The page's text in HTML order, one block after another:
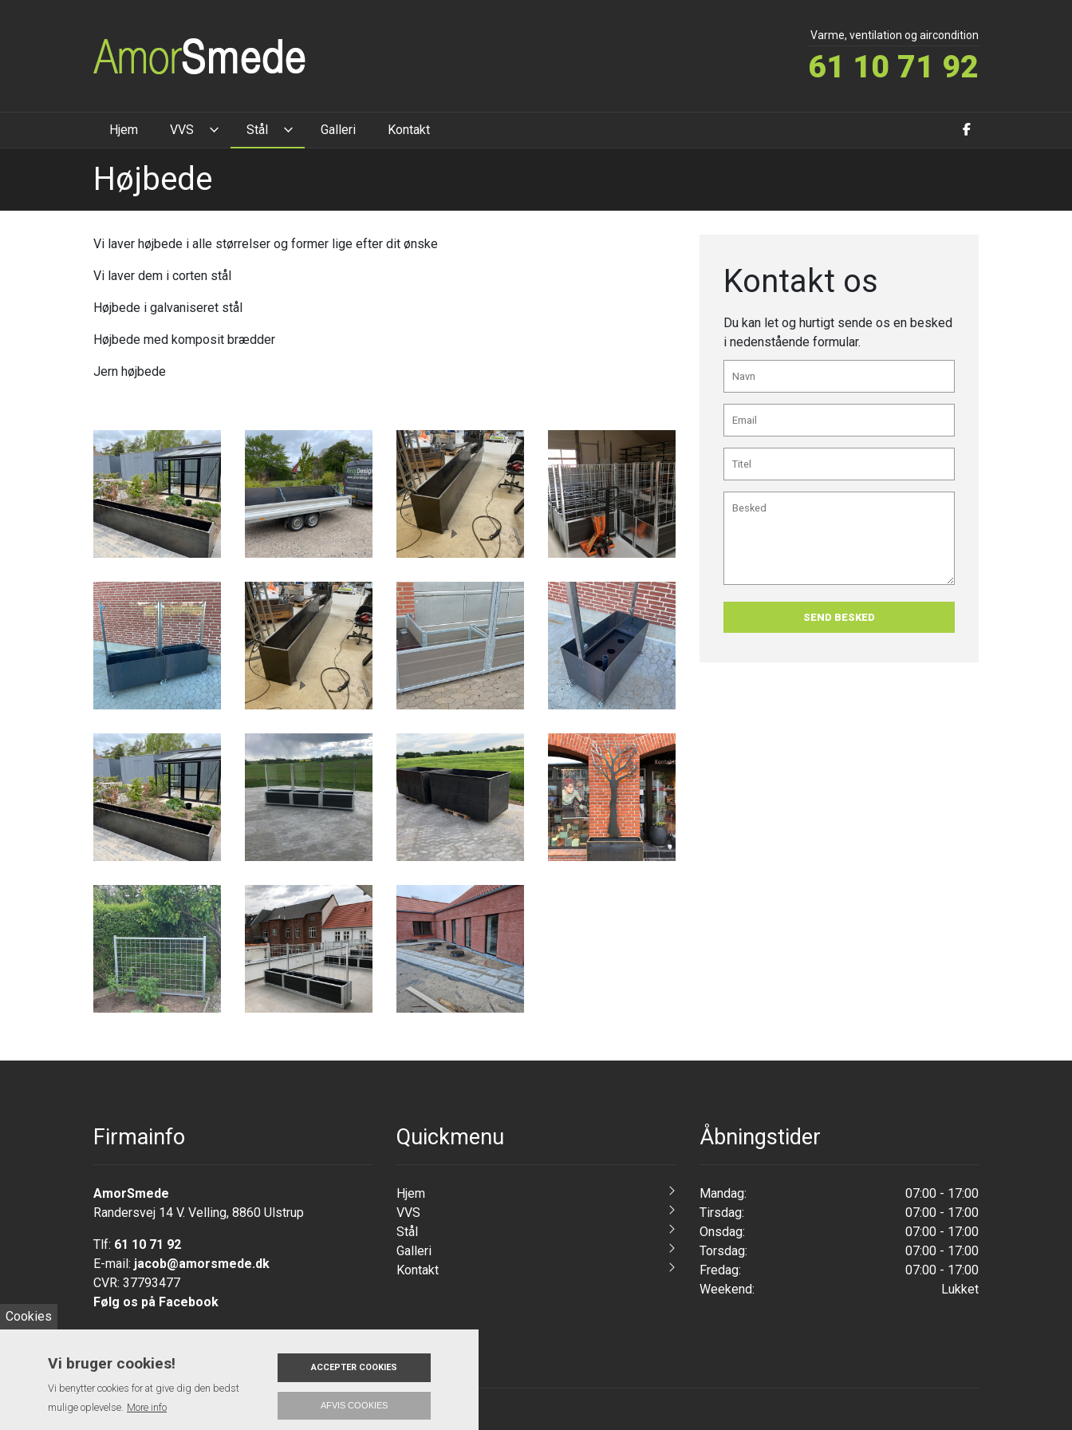
Varme, ventilation og aircondition
61 10 71 92
Hjem VVS Stål Galleri Kontakt
Højbede
Vi laver højbede i alle størrelser og former lige efter dit ønske
Vi laver dem i corten stål
Højbede i galvaniseret stål
Højbede med komposit brædder
Jern højbede
Kontakt os
Du kan let og hurtigt sende os en besked
i nedenstående formular.
Firmainfo
AmorSmede
Randersvej 14 V. Velling, 8860 Ulstrup
Tlf: 61 10 71 92
E-mail: jacob@amorsmede.dk
CVR: 37793477
Følg os på Facebook
Quickmenu
Hjem
VVS
Stål
Galleri
Kontakt
Åbningstider
Mandag:
07:00 - 17:00
Tirsdag:
07:00 - 17:00
Onsdag:
07:00 - 17:00
Torsdag:
07:00 - 17:00
Fredag:
07:00 - 17:00
Weekend:
Lukket
Copyright 2026 AmorSmede
Cookies
Vi bruger cookies!
Vi benytter cookies for at give dig den bedst
mulige oplevelse. More info
ACCEPTER COOKIES
AFVIS COOKIES